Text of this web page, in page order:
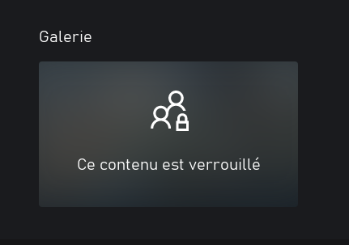
Galerie
Ce contenu est verrouillé